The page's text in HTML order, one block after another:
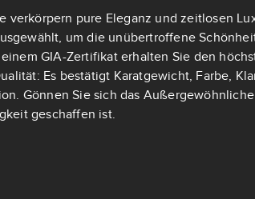
verkörpern pure Eleganz und zeitlosen
um die unübertroffene
GIA-Zertifikat erhalten Sie den
Es bestätigt Karatgewicht, Farbe,
Gönnen Sie sich das
geschaffen ist.